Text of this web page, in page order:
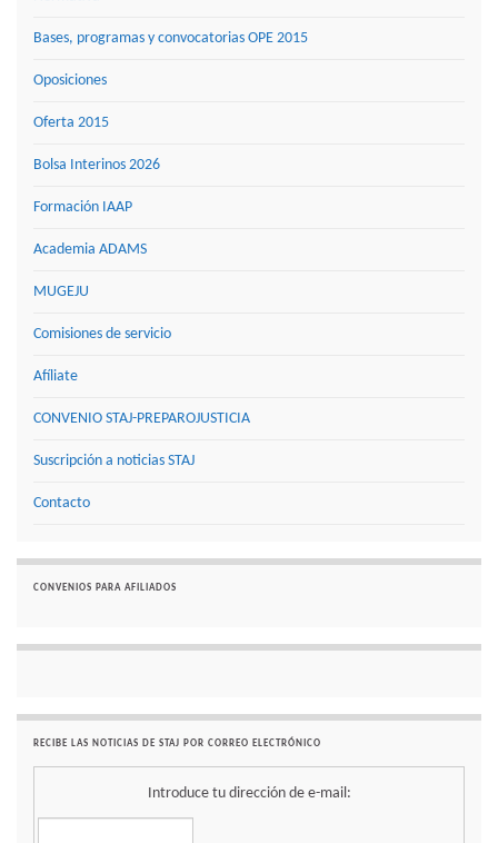
Bases, programas y convocatorias OPE 2015
Oposiciones
Oferta 2015
Bolsa Interinos 2026
Formación IAAP
Academia ADAMS
MUGEJU
Comisiones de servicio
Afíliate
CONVENIO STAJ-PREPAROJUSTICIA
Suscripción a noticias STAJ
Contacto
CONVENIOS PARA AFILIADOS
RECIBE LAS NOTICIAS DE STAJ POR CORREO ELECTRÓNICO
Introduce tu dirección de e-mail: